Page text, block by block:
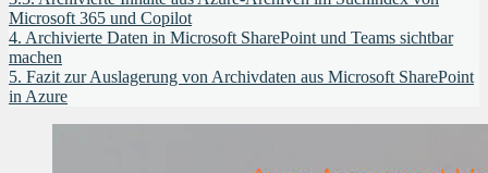
Microsoft 365 und Copilot
4. Archivierte Daten in Microsoft SharePoint und Teams sichtbar
machen
5. Fazit zur Auslagerung von Archivdaten aus Microsoft SharePoint
in Azure